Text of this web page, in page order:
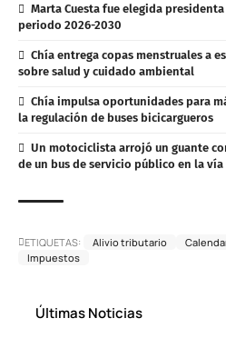
Marta Cuesta fue elegida
periodo 2026-2030
Chía entrega copas menstruales a
sobre salud y cuidado ambiental
Chía impulsa oportunidades para
la regulación de buses bicicargueros
Un motociclista arrojó un guante
de un bus de servicio público en la vía
ETIQUETAS: Alivio tributario
Impuestos
Últimas Noticias